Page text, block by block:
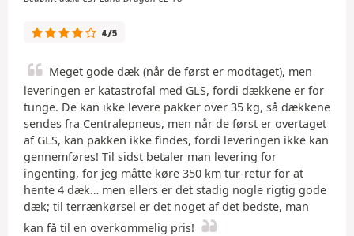
4/5
Meget gode dæk (når de først er modtaget), men
leveringen er katastrofal med GLS, fordi dækkene er for
tunge. De kan ikke levere pakker over 35 kg, så dækkene
sendes fra Centralepneus, men når de først er overtaget
af GLS, kan pakken ikke findes, fordi leveringen ikke kan
gennemføres! Til sidst betaler man levering for
ingenting, for jeg måtte køre 350 km tur-retur for at
hente 4 dæk… men ellers er det stadig nogle rigtig gode
dæk; til terrænkørsel er det noget af det bedste, man
kan få til en overkommelig pris!